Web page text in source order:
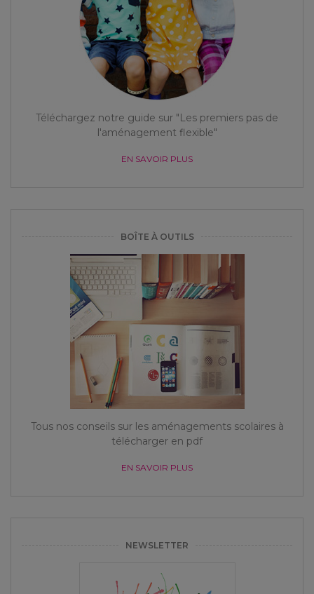
Téléchargez notre guide sur "Les premiers pas de
l'aménagement flexible"
EN SAVOIR PLUS
BOÎTE À OUTILS
Tous nos conseils sur les aménagements scolaires à
télécharger en pdf
EN SAVOIR PLUS
NEWSLETTER